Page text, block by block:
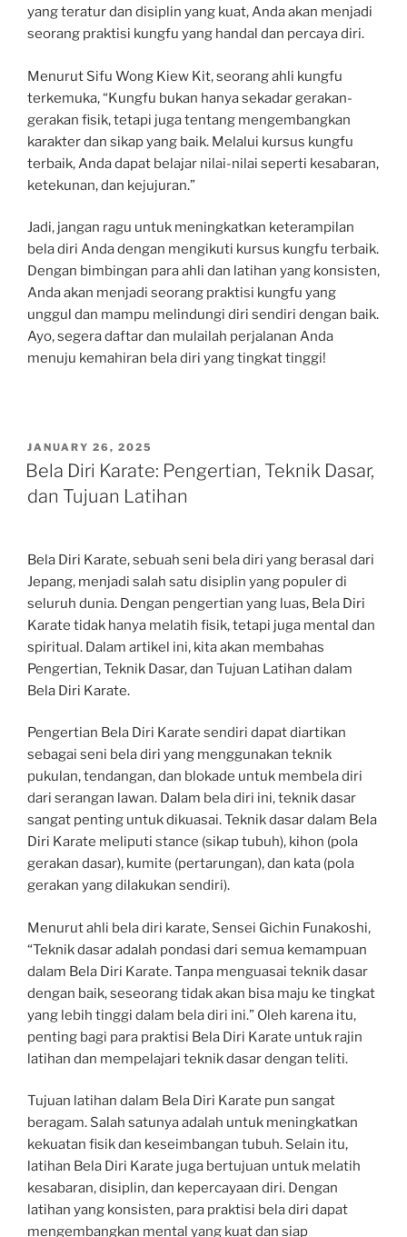
yang teratur dan disiplin yang kuat, Anda akan menjadi
seorang praktisi kungfu yang handal dan percaya diri.
Menurut Sifu Wong Kiew Kit, seorang ahli kungfu
terkemuka, “Kungfu bukan hanya sekadar gerakan-
gerakan fisik, tetapi juga tentang mengembangkan
karakter dan sikap yang baik. Melalui kursus kungfu
terbaik, Anda dapat belajar nilai-nilai seperti kesabaran,
ketekunan, dan kejujuran.”
Jadi, jangan ragu untuk meningkatkan keterampilan
bela diri Anda dengan mengikuti kursus kungfu terbaik.
Dengan bimbingan para ahli dan latihan yang konsisten,
Anda akan menjadi seorang praktisi kungfu yang
unggul dan mampu melindungi diri sendiri dengan baik.
Ayo, segera daftar dan mulailah perjalanan Anda
menuju kemahiran bela diri yang tingkat tinggi!
POSTED
ON
JANUARY 26, 2025
Bela Diri Karate: Pengertian, Teknik Dasar,
dan Tujuan Latihan
Bela Diri Karate, sebuah seni bela diri yang berasal dari
Jepang, menjadi salah satu disiplin yang populer di
seluruh dunia. Dengan pengertian yang luas, Bela Diri
Karate tidak hanya melatih fisik, tetapi juga mental dan
spiritual. Dalam artikel ini, kita akan membahas
Pengertian, Teknik Dasar, dan Tujuan Latihan dalam
Bela Diri Karate.
Pengertian Bela Diri Karate sendiri dapat diartikan
sebagai seni bela diri yang menggunakan teknik
pukulan, tendangan, dan blokade untuk membela diri
dari serangan lawan. Dalam bela diri ini, teknik dasar
sangat penting untuk dikuasai. Teknik dasar dalam Bela
Diri Karate meliputi stance (sikap tubuh), kihon (pola
gerakan dasar), kumite (pertarungan), dan kata (pola
gerakan yang dilakukan sendiri).
Menurut ahli bela diri karate, Sensei Gichin Funakoshi,
“Teknik dasar adalah pondasi dari semua kemampuan
dalam Bela Diri Karate. Tanpa menguasai teknik dasar
dengan baik, seseorang tidak akan bisa maju ke tingkat
yang lebih tinggi dalam bela diri ini.” Oleh karena itu,
penting bagi para praktisi Bela Diri Karate untuk rajin
latihan dan mempelajari teknik dasar dengan teliti.
Tujuan latihan dalam Bela Diri Karate pun sangat
beragam. Salah satunya adalah untuk meningkatkan
kekuatan fisik dan keseimbangan tubuh. Selain itu,
latihan Bela Diri Karate juga bertujuan untuk melatih
kesabaran, disiplin, dan kepercayaan diri. Dengan
latihan yang konsisten, para praktisi bela diri dapat
mengembangkan mental yang kuat dan siap